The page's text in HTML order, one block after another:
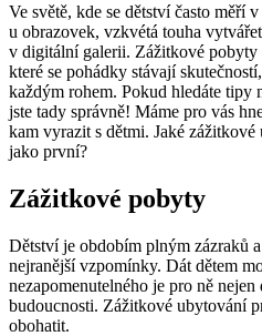
Ve světě, kde se dětství často měří
u obrazovek, vzkvétá touha
v digitální galerii. Zážitkové pobyty
které se pohádky stávají
každým rohem. Pokud hledáte tipy
jste tady správně! Máme pro vás
kam vyrazit s dětmi. Jaké
jako první?
Zážitkové pobyty
Dětství je obdobím plným zázraků
nejranější vzpomínky. Dát dětem
nezapomenutelného je pro ně
budoucnosti. Zážitkové ubytování
obohatit.